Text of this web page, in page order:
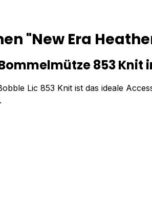
"New Era
853 Knit
Lic 853 Knit ist das ideale